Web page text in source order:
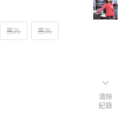
黑2L 黑3L
清除
紀錄